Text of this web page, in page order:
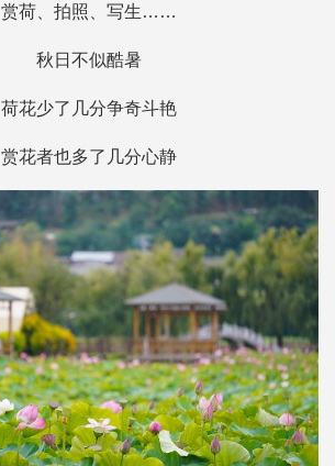
赏荷、拍照、写生……
秋日不似酷暑
荷花少了几分争奇斗艳
赏花者也多了几分心静